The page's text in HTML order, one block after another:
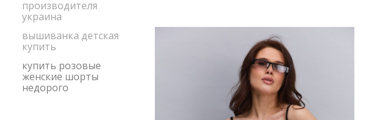
мята
оливковый
оранжевый
персиковый
розовый
производителя
украина
вышиванка детская
купить
купить розовые
женские шорты
недорого